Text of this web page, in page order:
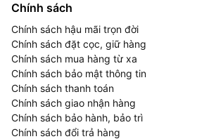
Chính sách
Chính sách hậu mãi trọn đời
Chính sách đặt cọc, giữ hàng
Chính sách mua hàng từ xa
Chính sách bảo mật thông tin
Chính sách thanh toán
Chính sách giao nhận hàng
Chính sách bảo hành, bảo trì
Chính sách đổi trả hàng